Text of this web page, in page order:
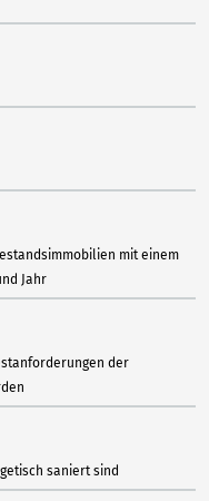
mit einem
Jahr
der
saniert sind